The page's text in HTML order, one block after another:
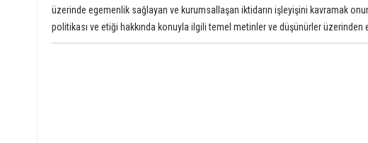
üzerinde egemenlik sağlayan ve kurumsallaşan iktidarın işleyişini kavramak
politikası ve etiği hakkında konuyla ilgili temel metinler ve düşünürler üzerinden